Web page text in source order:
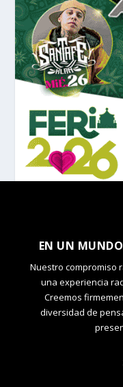
EN UN
Nuestro compromiso
una experiencia
Creemos
diversidad de